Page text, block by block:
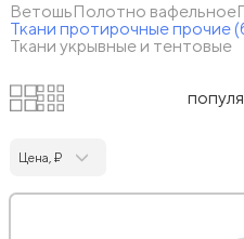
ВетошьПолотно вафельное
Ткани протирочные прочие
Ткани укрывные и тентовые
Цена, ₽